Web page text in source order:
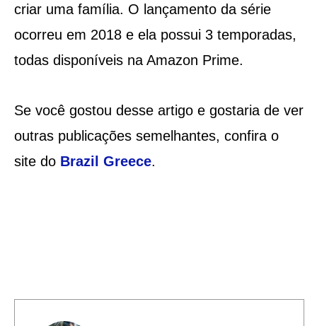
criar uma família. O lançamento da série
ocorreu em 2018 e ela possui 3 temporadas,
todas disponíveis na Amazon Prime.
Se você gostou desse artigo e gostaria de ver
outras publicações semelhantes, confira o
site do Brazil Greece.